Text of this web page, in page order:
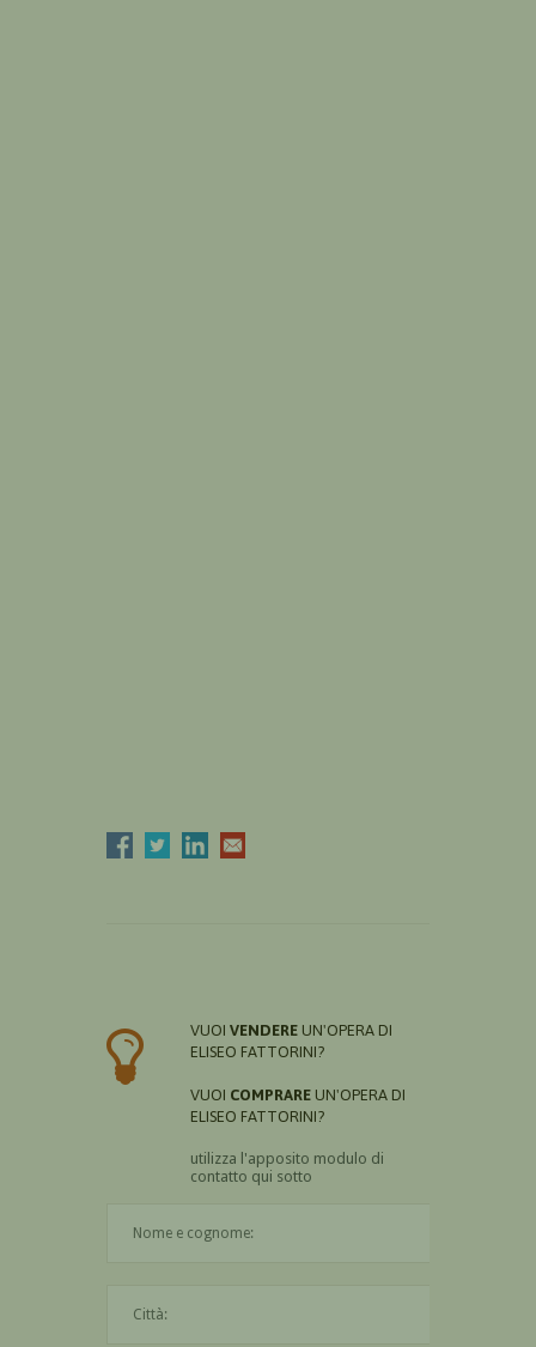
VUOI VENDERE UN'OPERA DI
ELISEO FATTORINI?
VUOI COMPRARE UN'OPERA DI
ELISEO FATTORINI?
utilizza l'apposito modulo di
contatto qui sotto